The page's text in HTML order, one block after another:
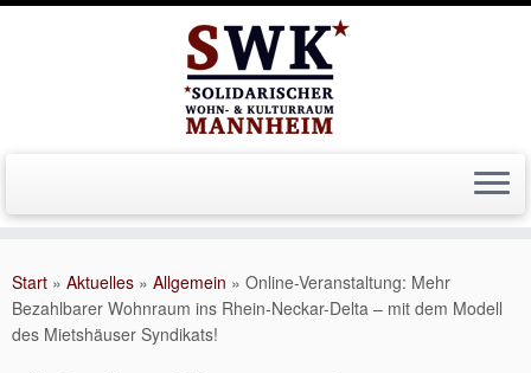
Inhalt
springen
Start » Aktuelles » Allgemein » Online-Veranstaltung: Mehr
Bezahlbarer Wohnraum ins Rhein-Neckar-Delta – mit dem Modell
des Mietshäuser Syndikats!